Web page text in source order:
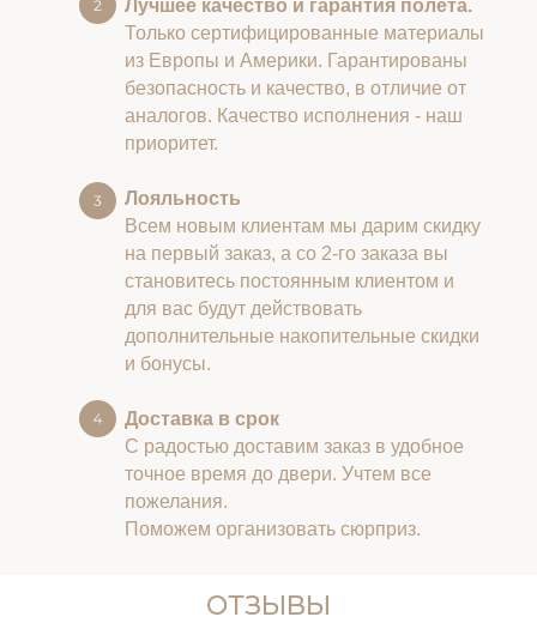
Лучшее качество и гарантия полета.
Только сертифицированные материалы
из Европы и Америки. Гарантированы
безопасность и качество, в отличие от
аналогов. Качество исполнения - наш
приоритет.
Лояльность
Всем новым клиентам мы дарим скидку
на первый заказ, а со 2-го заказа вы
становитесь постоянным клиентом и
для вас будут действовать
дополнительные накопительные скидки
и бонусы.
Доставка в срок
С радостью доставим заказ в удобное
точное время до двери. Учтем все
пожелания.
Поможем организовать сюрприз.
ОТЗЫВЫ